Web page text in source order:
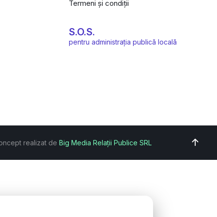
Termeni și condiții
S.O.S.
pentru administrația publică locală
realizat de Big Media Relații Publice SRL